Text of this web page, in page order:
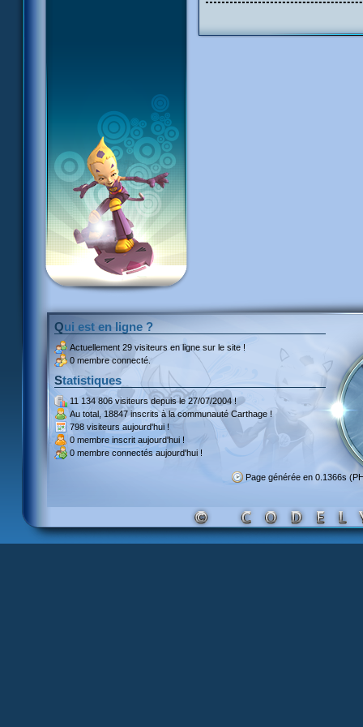
Qui est en ligne ?
Actuellement 29 visiteurs en ligne sur le site !
0 membre connecté.
Statistiques
11 134 806 visiteursdepuis le 27/07/2004 !
Au total, 18847 inscritsà la communauté Carthage !
798 visiteurs aujourd'hui !
0 membre inscrit aujourd'hui !
0 membre connectés aujourd'hui !
Page générée en 0.1366s